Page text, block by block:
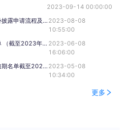
2023-09-14 00:00:00
关于承兑人信用信息补披露申请流程及相关事项的通知 2023-08-08
10:55:00
商业承兑汇票逾期名单 （截至2023年5月31日） 2023-06-08
16:06:00
商业承兑汇票承兑人逾期名单截至2023年4月30日 2023-05-08
10:34:00
更多